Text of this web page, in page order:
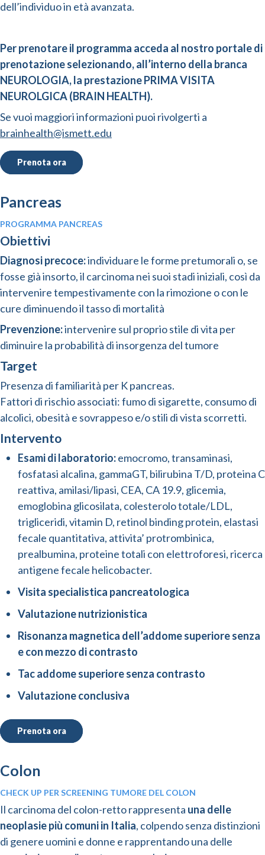
dell’individuo in età avanzata.
Per prenotare il programma acceda al nostro portale di
prenotazione selezionando, all’interno della branca
NEUROLOGIA, la prestazione PRIMA VISITA
NEUROLGICA (BRAIN HEALTH).
Se vuoi maggiori informazioni puoi rivolgerti a
brainhealth@ismett.edu
Prenota ora
Pancreas
PROGRAMMA PANCREAS
Obiettivi
Diagnosi precoce:individuare le forme pretumorali o, se
fosse già insorto, il carcinoma nei suoi stadi iniziali, così da
intervenire tempestivamente con la rimozione o con le
cure diminuendo il tasso di mortalità
Prevenzione:intervenire sul proprio stile di vita per
diminuire la probabilità di insorgenza del tumore
Target
Presenza di familiarità per K pancreas.
Fattori di rischio associati: fumo di sigarette, consumo di
alcolici, obesità e sovrappeso e/o stili di vista scorretti.
Intervento
Esami di laboratorio:emocromo, transaminasi,
fosfatasi alcalina, gammaGT, bilirubina T/D, proteina C
reattiva, amilasi/lipasi, CEA, CA 19.9, glicemia,
emoglobina glicosilata, colesterolo totale/LDL,
trigliceridi, vitamin D, retinol binding protein, elastasi
fecale quantitativa, attivita’ protrombinica,
prealbumina, proteine totali con elettroforesi, ricerca
antigene fecale helicobacter.
Visita specialistica pancreatologica
Valutazione nutrizionistica
Risonanza magnetica dell’addome superiore senza
e con mezzo di contrasto
Tac addome superiore senza contrasto
Valutazione conclusiva
Prenota ora
Colon
CHECK UP PER SCREENING TUMORE DEL COLON
Il carcinoma del colon-retto rappresenta una delle
neoplasie più comuni in Italia, colpendo senza distinzioni
di genere uomini e donne e rapprentando una delle